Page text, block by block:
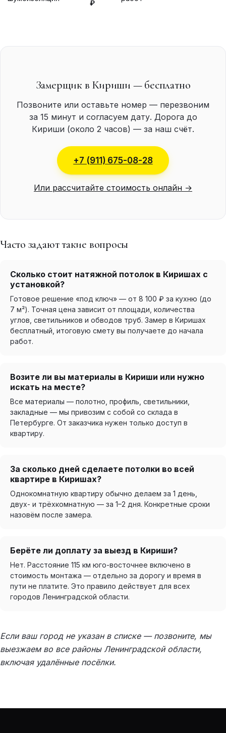
₽
Замерщик в Кириши — бесплатно
Позвоните или оставьте номер — перезвоним
за 15 минут и согласуем дату. Дорога до
Кириши (около 2 часов) — за наш счёт.
+7 (911) 675-08-28
Или рассчитайте стоимость онлайн →
Часто задают такие вопросы
Сколько стоит натяжной потолок в Киришах с
установкой?
Готовое решение «под ключ» — от 8 100 ₽ за кухню (до
7 м²). Точная цена зависит от площади, количества
углов, светильников и обводов труб. Замер в Киришах
бесплатный, итоговую смету вы получаете до начала
работ.
Возите ли вы материалы в Кириши или нужно
искать на месте?
Все материалы — полотно, профиль, светильники,
закладные — мы привозим с собой со склада в
Петербурге. От заказчика нужен только доступ в
квартиру.
За сколько дней сделаете потолки во всей
квартире в Киришах?
Однокомнатную квартиру обычно делаем за 1 день,
двух- и трёхкомнатную — за 1–2 дня. Конкретные сроки
назовём после замера.
Берёте ли доплату за выезд в Кириши?
Нет. Расстояние 115 км юго-восточнее включено в
стоимость монтажа — отдельно за дорогу и время в
пути не платите. Это правило действует для всех
городов Ленинградской области.
Если ваш город не указан в списке — позвоните, мы
выезжаем во все районы Ленинградской области,
включая удалённые посёлки.